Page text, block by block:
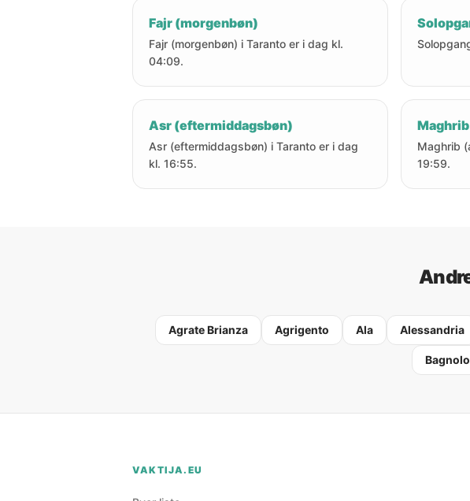
Fajr (morgenbøn)
Fajr (morgenbøn) i Taranto er i dag kl.
04:09.
Asr (eftermiddagsbøn)
Asr (eftermiddagsbøn) i Taranto er i dag
kl. 16:55.
Maghrib
19:59.
Agrate Brianza Agrigento Ala Alessandria
VAKTIJA.EU